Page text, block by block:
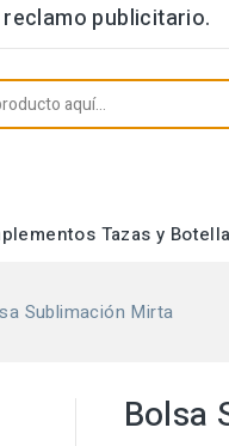
publicitario.
Tazas y
Sublimación Mirta
Bolsa